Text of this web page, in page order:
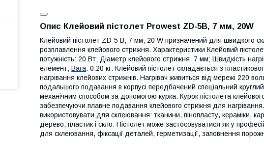
Опис Клейовий пістолет Prowest ZD-5В, 7 мм, 20W
Клейовий пістолет ZD-5 В, 7 мм, 20 W призначений для швидкого
розплавлення клейового стрижня. Характеристики Клейовий
потужність: 20 Вт; Діаметр клейового стрижня: 7 мм; Швидкість
елемент; Вага: 0.20 кг. Клейовий пістолет складається з
нагрівання клейових стрижнів. Нагрівач живиться від мережі 220
подальшого подавання в корпусі передбачений спеціальний
механічним способом за допомогою курка. Курок пістолета
забезпечуючи плавне подавання клейового стрижня для
використовувати для склеювання: тканини, пінопласту, кераміки,
дерево, пластик і скло. Пістолет може застосовуватися як у
для склеювання, фіксації деталей, герметизації, заповнення